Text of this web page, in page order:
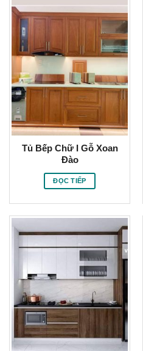
Tủ Bếp Chữ I Gỗ Xoan
Đào
ĐỌC TIẾP